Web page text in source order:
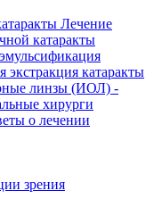
Лечение
катаракты
экстракция катаракты
линзы (ИОЛ) -
хирурги
о лечении
зрения